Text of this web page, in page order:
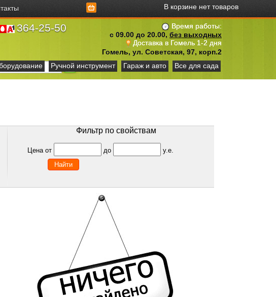
В корзине нет товаров
Время работы:
с 09.00 до 20.00, без выходных
Доставка в Гомель 1-2 дня
Гомель, ул. Советская, 97, корп.2
364-25-50
Ручной инструмент Гараж и авто Все для сада
Фильтр по свойствам
Цена от до у.е.